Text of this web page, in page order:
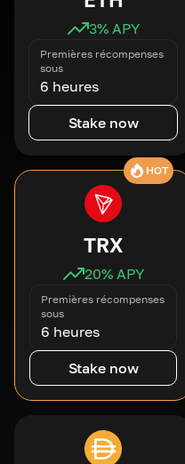
3% APY
Premières récompenses
sous
6 heures
Stake now
HOT
TRX
20% APY
Premières récompenses
sous
6 heures
Stake now